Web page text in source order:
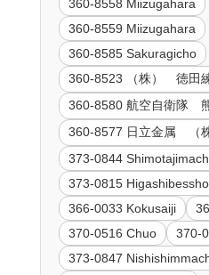
360-8558 Miizugahara
360-8559 Miizugahara
360-8585 Sakuragicho
360-8523 （株） 徳田
360-8580 航空自衛隊
360-8577 日立金属 （
373-0844
373-0815
366-0033 Kokusaiji
370-0516 Chuo
370-
373-0847